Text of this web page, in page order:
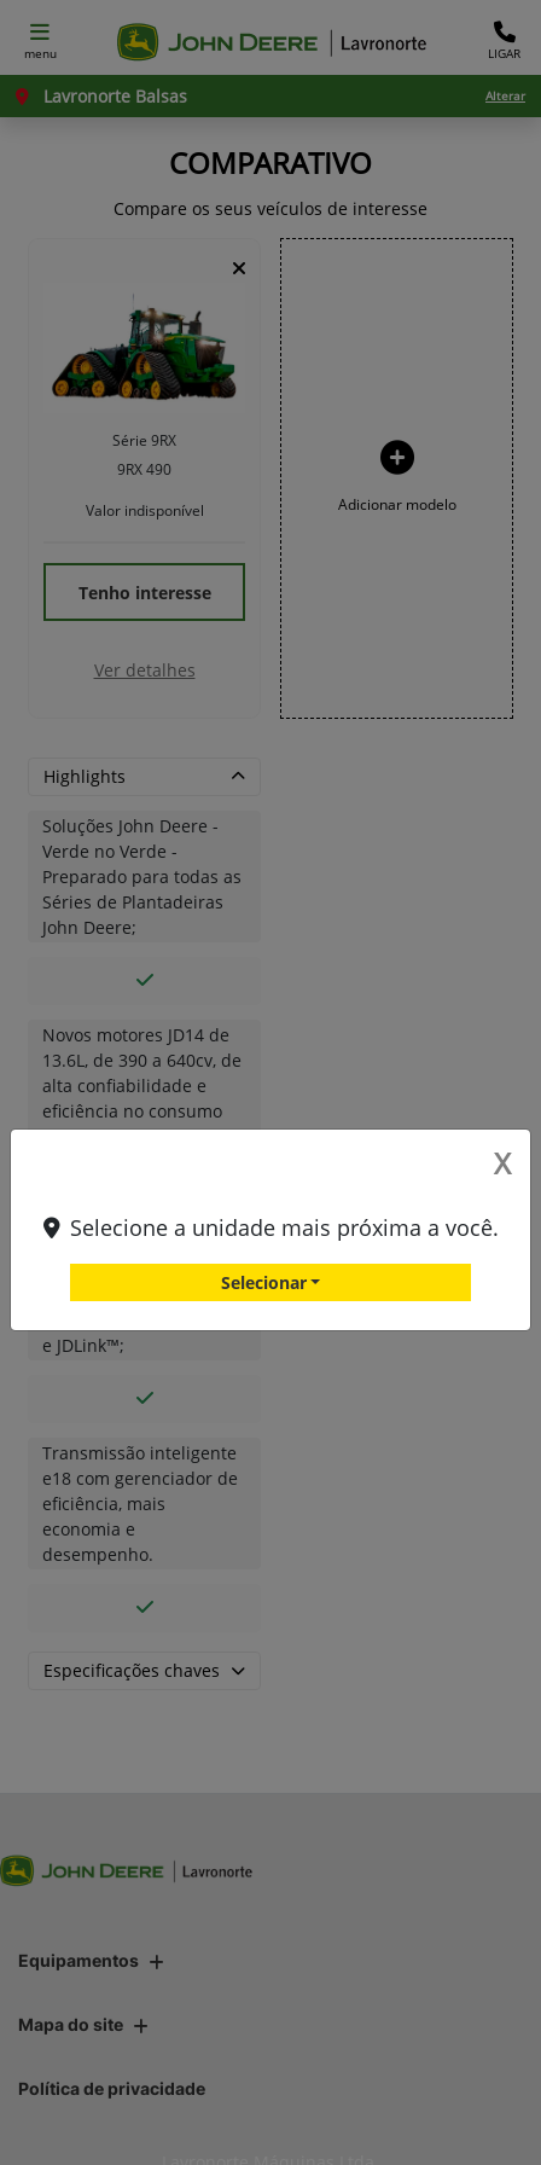
menu LIGAR
Lavronorte Balsas Alterar
COMPARATIVO
Compare os seus veículos de interesse
Série 9RX
9RX 490
Valor indisponível
Tenho interesse
Ver detalhes
Adicionar modelo
Highlights
Soluções John Deere -
Verde no Verde -
Preparado para todas as
Séries de Plantadeiras
John Deere;
Novos motores JD14 de
13.6L, de 390 a 640cv, de
alta confiabilidade e
eficiência no consumo
de combustível;
Pacote de tecnologia
integrada, contemplando
e JDLink™;
Transmissão inteligente
e18 com gerenciador de
eficiência, mais
economia e
desempenho.
Especificações chaves
Equipamentos
Mapa do site
Política de privacidade
X
Selecione a unidade mais próxima a você.
Selecionar